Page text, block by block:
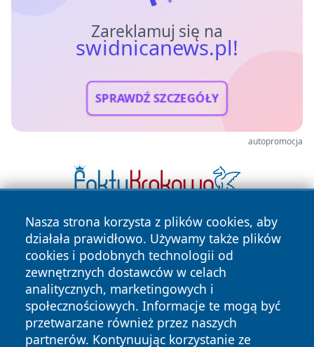
Zareklamuj się na
swidnicanews.pl!
SPRAWDŹ SZCZEGÓŁY
autopromocja
Nasza strona korzysta z plików cookies, aby
działała prawidłowo. Używamy także plików
cookies i podobnych technologii od
zewnętrznych dostawców w celach
analitycznych, marketingowych i
społecznościowych. Informacje te mogą być
przetwarzane również przez naszych
partnerów. Kontynuując korzystanie ze
Copyright © 2026 swidnicanews.pl Wszystkie prawa
zastrzeżone.